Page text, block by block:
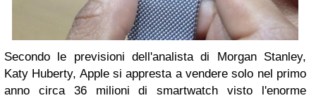
Secondo le previsioni dell'analista di Morgan Stanley,
Katy Huberty, Apple si appresta a vendere solo nel primo
anno circa 36 milioni di smartwatch visto l'enorme